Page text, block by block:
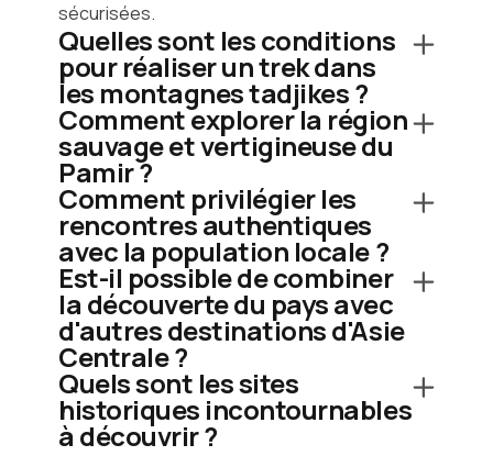
sécurisées.
Quelles sont les conditions
pour réaliser un trek dans
les montagnes tadjikes ?
Comment explorer la région
sauvage et vertigineuse du
Pamir ?
Comment privilégier les
rencontres authentiques
avec la population locale ?
Est-il possible de combiner
la découverte du pays avec
d'autres destinations d'Asie
Centrale ?
Quels sont les sites
historiques incontournables
à découvrir ?